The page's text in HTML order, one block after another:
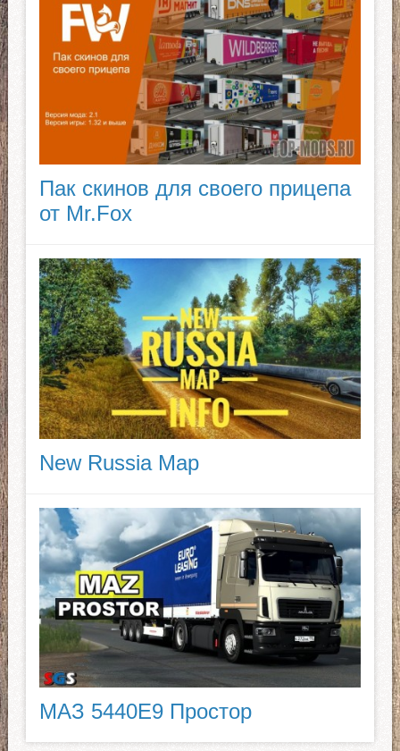
Пак скинов для своего прицепа
от Mr.Fox
New Russia Map
МАЗ 5440E9 Простор